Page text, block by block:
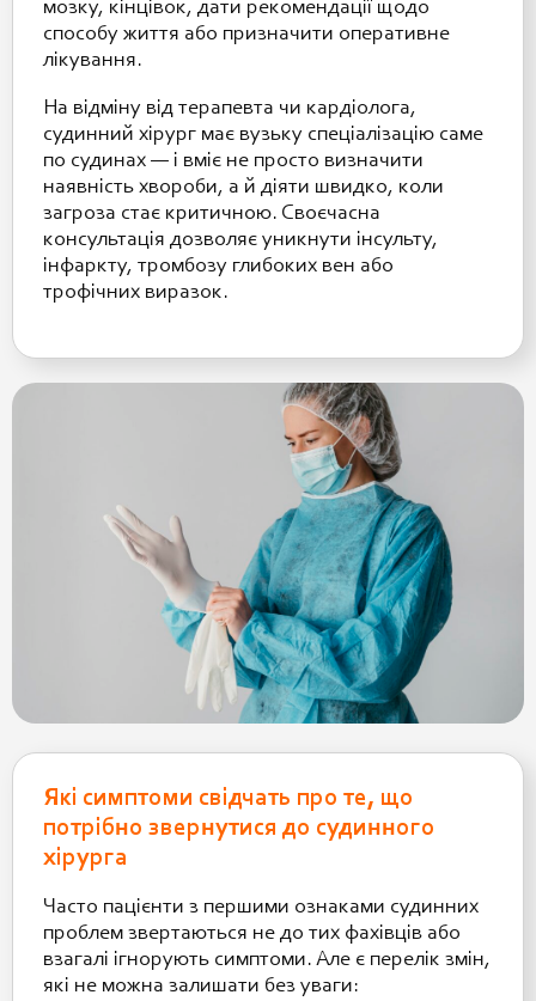
мозку, кінцівок, дати рекомендації щодо
способу життя або призначити оперативне
лікування.
На відміну від терапевта чи кардіолога,
судинний хірург має вузьку спеціалізацію саме
по судинах — і вміє не просто визначити
наявність хвороби, а й діяти швидко, коли
загроза стає критичною. Своєчасна
консультація дозволяє уникнути інсульту,
інфаркту, тромбозу глибоких вен або
трофічних виразок.
Які симптоми свідчать про те, що
потрібно звернутися до судинного
хірурга
Часто пацієнти з першими ознаками судинних
проблем звертаються не до тих фахівців або
взагалі ігнорують симптоми. Але є перелік змін,
які не можна залишати без уваги: